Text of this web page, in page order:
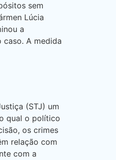
sem
Lúcia
a
caso. A medida
(STJ) um
qual o político
os crimes
relação com
com a